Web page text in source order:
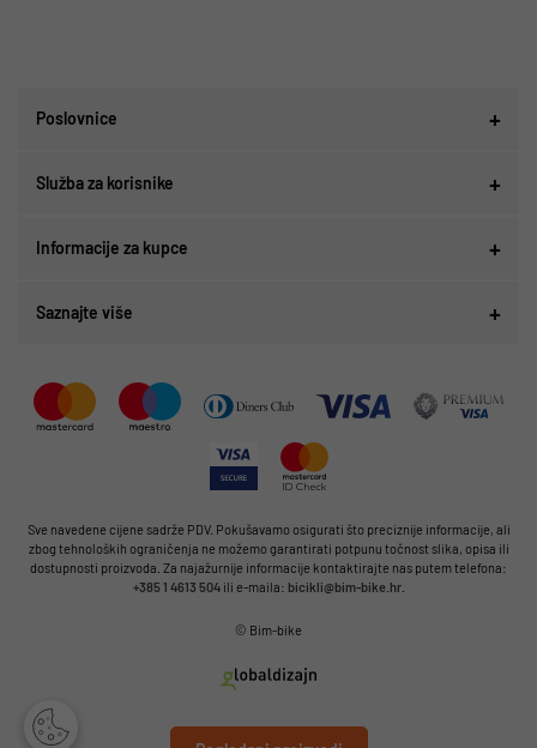
Poslovnice
Služba za korisnike
Informacije za kupce
Saznajte više
Sve navedene cijene sadrže PDV. Pokušavamo osigurati što preciznije informacije, ali
zbog tehnoloških ograničenja ne možemo garantirati potpunu točnost slika, opisa ili
dostupnosti proizvoda. Za najažurnije informacije kontaktirajte nas putem telefona:
+385 1 4613 504ili e-maila: bicikli@bim-bike.hr.
© Bim-bike